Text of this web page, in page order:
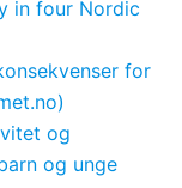
in four Nordic
for
og
og unge